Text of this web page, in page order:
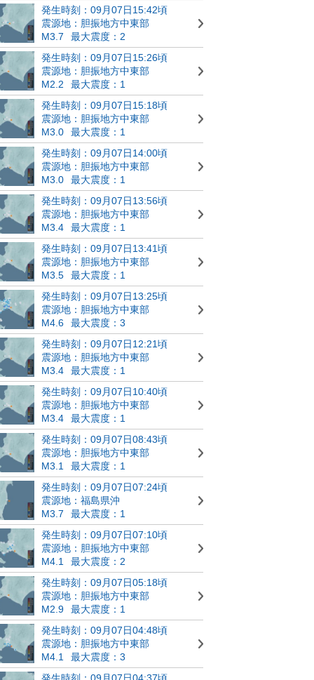
発生時刻：09月07日15:42頃
震源地：胆振地方中東部
M3.7
最大震度：2
発生時刻：09月07日15:26頃
震源地：胆振地方中東部
M2.2
最大震度：1
発生時刻：09月07日15:18頃
震源地：胆振地方中東部
M3.0
最大震度：1
発生時刻：09月07日14:00頃
震源地：胆振地方中東部
M3.0
最大震度：1
発生時刻：09月07日13:56頃
震源地：胆振地方中東部
M3.4
最大震度：1
発生時刻：09月07日13:41頃
震源地：胆振地方中東部
M3.5
最大震度：1
発生時刻：09月07日13:25頃
震源地：胆振地方中東部
M4.6
最大震度：3
発生時刻：09月07日12:21頃
震源地：胆振地方中東部
M3.4
最大震度：1
発生時刻：09月07日10:40頃
震源地：胆振地方中東部
M3.4
最大震度：1
発生時刻：09月07日08:43頃
震源地：胆振地方中東部
M3.1
最大震度：1
発生時刻：09月07日07:24頃
震源地：福島県沖
M3.7
最大震度：1
発生時刻：09月07日07:10頃
震源地：胆振地方中東部
M4.1
最大震度：2
発生時刻：09月07日05:18頃
震源地：胆振地方中東部
M2.9
最大震度：1
発生時刻：09月07日04:48頃
震源地：胆振地方中東部
M4.1
最大震度：3
発生時刻：09月07日04:37頃